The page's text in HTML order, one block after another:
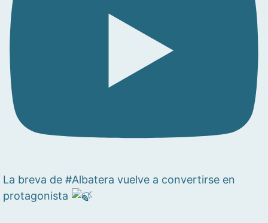
La breva de #Albatera vuelve a convertirse en
protagonista